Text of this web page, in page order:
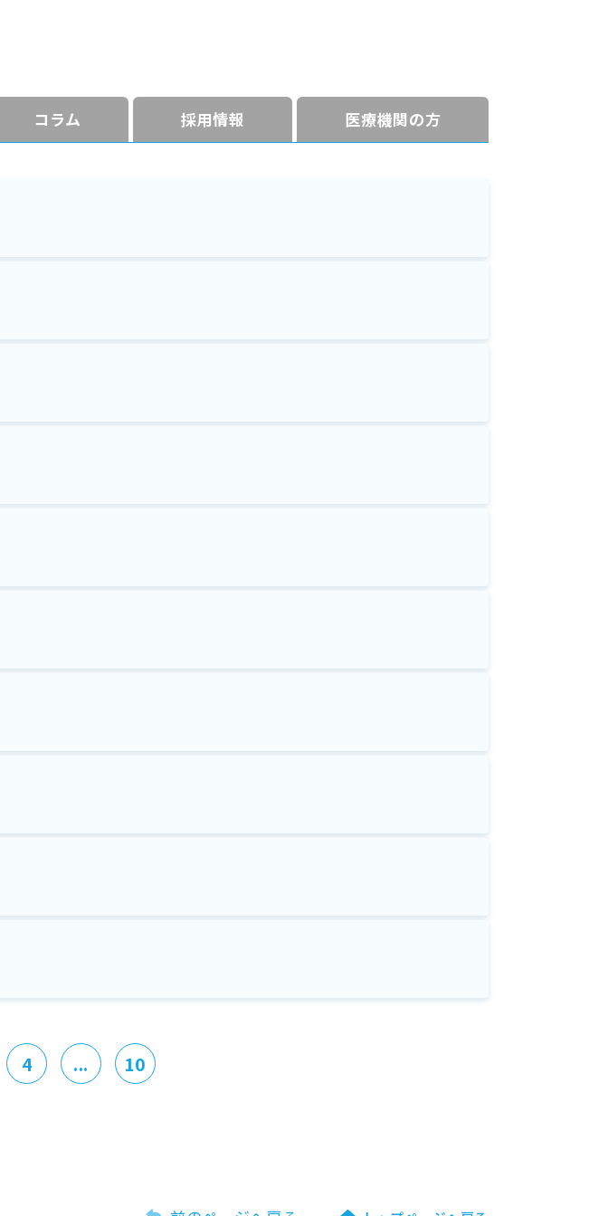
コラム 採⽤情報 医療機関の方
4 ... 10